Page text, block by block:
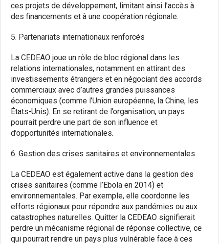
ces projets de développement, limitant ainsi l’accès à
des financements et à une coopération régionale.
5. Partenariats internationaux renforcés
La CEDEAO joue un rôle de bloc régional dans les
relations internationales, notamment en attirant des
investissements étrangers et en négociant des accords
commerciaux avec d’autres grandes puissances
économiques (comme l’Union européenne, la Chine, les
États-Unis). En se retirant de l’organisation, un pays
pourrait perdre une part de son influence et
d’opportunités internationales.
6. Gestion des crises sanitaires et environnementales
La CEDEAO est également active dans la gestion des
crises sanitaires (comme l’Ebola en 2014) et
environnementales. Par exemple, elle coordonne les
efforts régionaux pour répondre aux pandémies ou aux
catastrophes naturelles. Quitter la CEDEAO signifierait
perdre un mécanisme régional de réponse collective, ce
qui pourrait rendre un pays plus vulnérable face à ces